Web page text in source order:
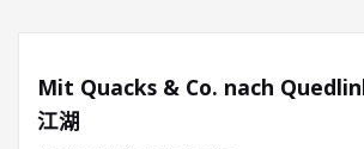
Mit Quacks & Co. nach
江湖